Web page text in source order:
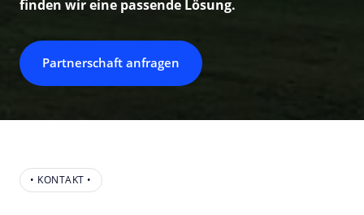
finden wir eine passende Lösung.
Partnerschaft anfragen
• KONTAKT •